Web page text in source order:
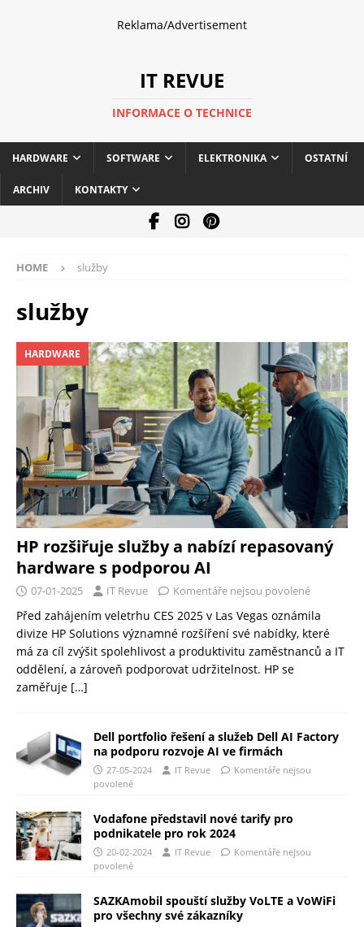
Reklama/Advertisement
IT REVUE
INFORMACE O TECHNICE
HARDWARE SOFTWARE ELEKTRONIKA OSTATNÍ
ARCHIV KONTAKTY
HOME služby
služby
HARDWARE
HP rozšiřuje služby a nabízí repasovaný
hardware s podporou AI
07-01-2025 IT Revue Komentáře nejsou povolené
Před zahájením veletrhu CES 2025 v Las Vegas oznámila
divize HP Solutions významné rozšíření své nabídky, které
má za cíl zvýšit spolehlivost a produktivitu zaměstnanců a IT
oddělení, a zároveň podporovat udržitelnost. HP se
zaměřuje […]
Dell portfolio řešení a služeb Dell AI Factory
na podporu rozvoje AI ve firmách
27-05-2024 IT Revue
Komentáře nejsou
povolené
Vodafone představil nové tarify pro
podnikatele pro rok 2024
20-02-2024 IT Revue
Komentáře nejsou
povolené
SAZKAmobil spouští služby VoLTE a VoWiFi
pro všechny své zákazníky